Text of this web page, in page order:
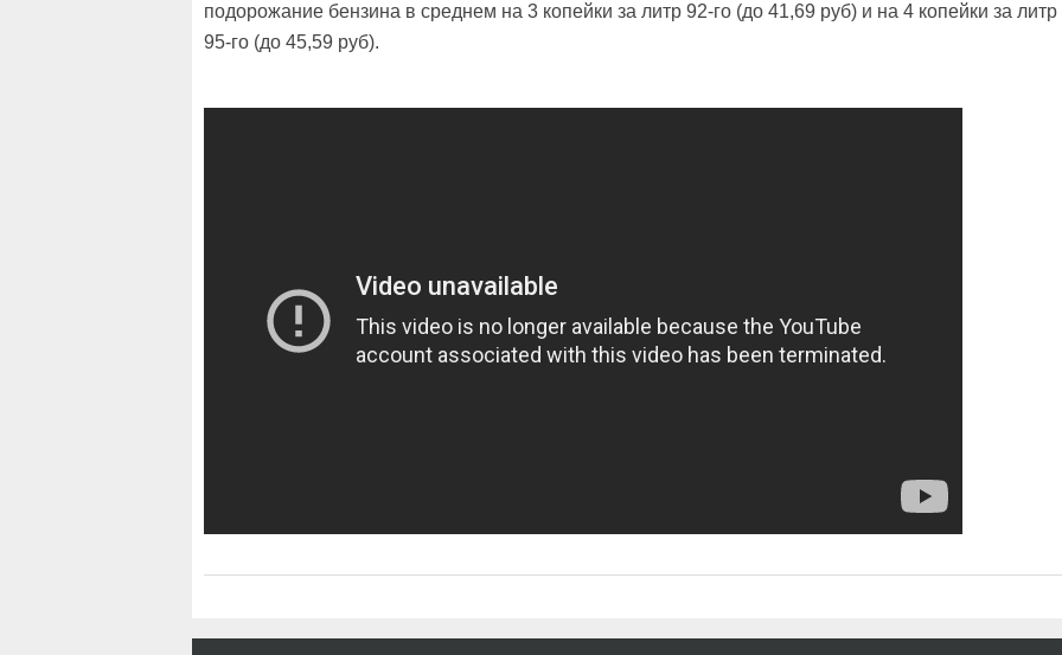
подорожание бензина в среднем на 3 копейки за литр 92-го (до 41,69 руб) и на 4 копейки за литр
95-го (до 45,59 руб).